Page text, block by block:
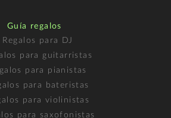
Guía regalos
Regalos para DJ
para guitarristas
para pianistas
para bateristas
para violinistas
para saxofonistas